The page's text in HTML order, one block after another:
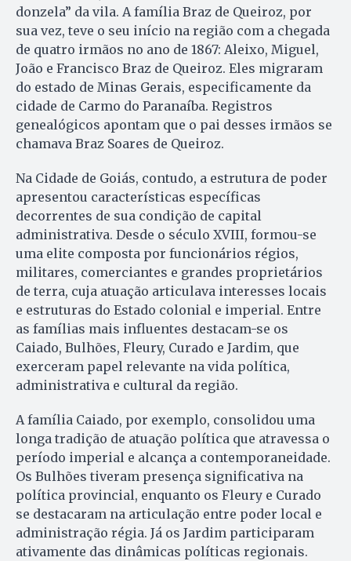
donzela” da vila. A família Braz de Queiroz, por
sua vez, teve o seu início na região com a chegada
de quatro irmãos no ano de 1867: Aleixo, Miguel,
João e Francisco Braz de Queiroz. Eles migraram
do estado de Minas Gerais, especificamente da
cidade de Carmo do Paranaíba. Registros
genealógicos apontam que o pai desses irmãos se
chamava Braz Soares de Queiroz.
Na Cidade de Goiás, contudo, a estrutura de poder
apresentou características específicas
decorrentes de sua condição de capital
administrativa. Desde o século XVIII, formou-se
uma elite composta por funcionários régios,
militares, comerciantes e grandes proprietários
de terra, cuja atuação articulava interesses locais
e estruturas do Estado colonial e imperial. Entre
as famílias mais influentes destacam-se os
Caiado, Bulhões, Fleury, Curado e Jardim, que
exerceram papel relevante na vida política,
administrativa e cultural da região.
A família Caiado, por exemplo, consolidou uma
longa tradição de atuação política que atravessa o
período imperial e alcança a contemporaneidade.
Os Bulhões tiveram presença significativa na
política provincial, enquanto os Fleury e Curado
se destacaram na articulação entre poder local e
administração régia. Já os Jardim participaram
ativamente das dinâmicas políticas regionais.